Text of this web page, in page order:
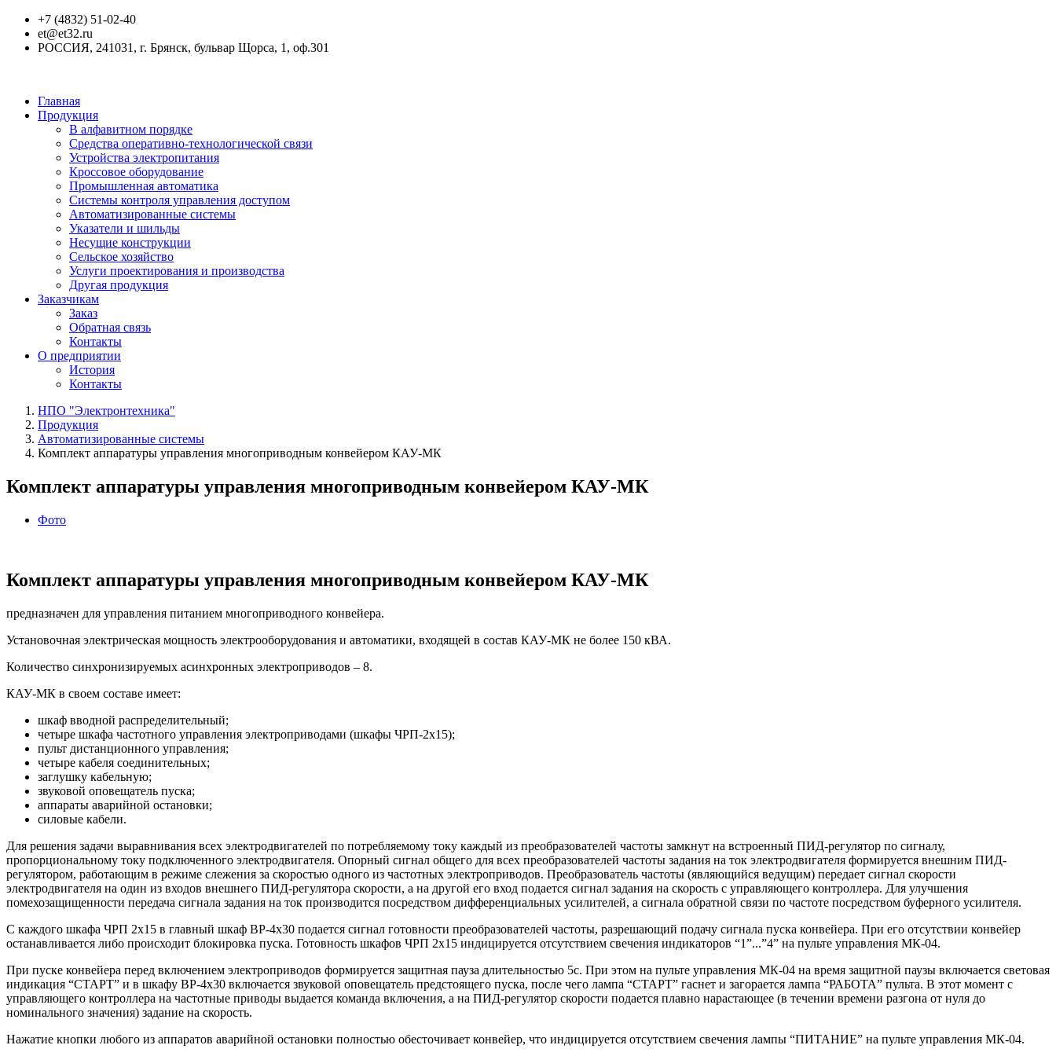
+7 (4832) 51-02-40
et@et32.ru
РОССИЯ, 241031, г. Брянск, бульвар Щорса, 1, оф.301
Главная
Продукция
В алфавитном порядке
Средства оперативно-технологической связи
Устройства электропитания
Кроссовое оборудование
Промышленная автоматика
Системы контроля управления доступом
Автоматизированные системы
Указатели и шильды
Несущие конструкции
Сельское хозяйство
Услуги проектирования и производства
Другая продукция
Заказчикам
Заказ
Обратная связь
Контакты
О предприятии
История
Контакты
НПО "Электронтехника"
Продукция
Автоматизированные системы
Комплект аппаратуры управления многоприводным конвейером КАУ-МК
Комплект аппаратуры управления многоприводным конвейером КАУ-МК
Фото
Комплект аппаратуры управления многоприводным конвейером КАУ‑МК
предназначен для управления питанием многоприводного конвейера.
Установочная электрическая мощность электрооборудования и автоматики, входящей в состав КАУ-МК не более 150 кВА.
Количество синхронизируемых асинхронных электроприводов – 8.
КАУ-МК в своем составе имеет:
шкаф вводной распределительный;
четыре шкафа частотного управления электроприводами (шкафы ЧРП-2х15);
пульт дистанционного управления;
четыре кабеля соединительных;
заглушку кабельную;
звуковой оповещатель пуска;
аппараты аварийной остановки;
силовые кабели.
Для решения задачи выравнивания всех электродвигателей по потребляемому току каждый из преобразователей частоты замкнут на встроенный ПИД-регулятор по сигналу,
пропорциональному току подключенного электродвигателя. Опорный сигнал общего для всех преобразователей частоты задания на ток электродвигателя формируется внешним ПИД-
регулятором, работающим в режиме слежения за скоростью одного из частотных электроприводов. Преобразователь частоты (являющийся ведущим) передает сигнал скорости
электродвигателя на один из входов внешнего ПИД-регулятора скорости, а на другой его вход подается сигнал задания на скорость с управляющего контроллера. Для улучшения
помехозащищенности передача сигнала задания на ток производится посредством дифференциальных усилителей, а сигнала обратной связи по частоте посредством буферного усилителя.
С каждого шкафа ЧРП 2х15 в главный шкаф ВР-4х30 подается сигнал готовности преобразователей частоты, разрешающий подачу сигнала пуска конвейера. При его отсутствии конвейер
останавливается либо происходит блокировка пуска. Готовность шкафов ЧРП 2х15 индицируется отсутствием свечения индикаторов “1”...”4” на пульте управления МК-04.
При пуске конвейера перед включением электроприводов формируется защитная пауза длительностью 5с. При этом на пульте управления МК-04 на время защитной паузы включается световая
индикация “СТАРТ” и в шкафу ВР-4х30 включается звуковой оповещатель предстоящего пуска, после чего лампа “СТАРТ” гаснет и загорается лампа “РАБОТА” пульта. В этот момент с
управляющего контроллера на частотные приводы выдается команда включения, а на ПИД-регулятор скорости подается плавно нарастающее (в течении времени разгона от нуля до
номинального значения) задание на скорость.
Нажатие кнопки любого из аппаратов аварийной остановки полностью обесточивает конвейер, что индицируется отсутствием свечения лампы “ПИТАНИЕ” на пульте управления МК-04.